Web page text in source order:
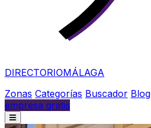
DIRECTORIOMÁLAGA
Zonas Categorías Buscador Blog
empresa gratis